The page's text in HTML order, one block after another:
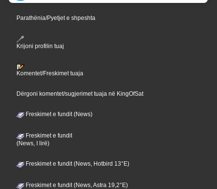
Parathënia/Pyetjet e shpeshta
Krijoni profilin tuaj
Komentet/Freskimet tuaja
Dërgoni komentet/sugjerimet tuaja në KingOfSat
Freskimet e fundit (News)
Freskimet e fundit
(News, I lirë)
Freskimet e fundit (News, Hotbird 13°E)
Freskimet e fundit (News, Astra 19,2°E)